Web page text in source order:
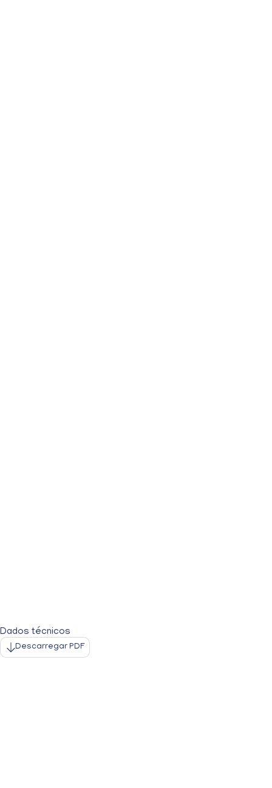
Dados técnicos
Descarregar PDF